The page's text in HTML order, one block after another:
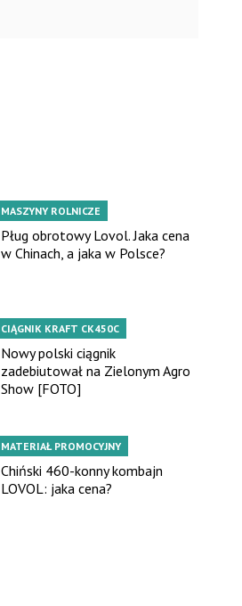
MASZYNY ROLNICZE
Pług obrotowy Lovol. Jaka cena
w Chinach, a jaka w Polsce?
CIĄGNIK KRAFT CK450C
Nowy polski ciągnik
zadebiutował na Zielonym Agro
Show [FOTO]
MATERIAŁ PROMOCYJNY
Chiński 460-konny kombajn
LOVOL: jaka cena?